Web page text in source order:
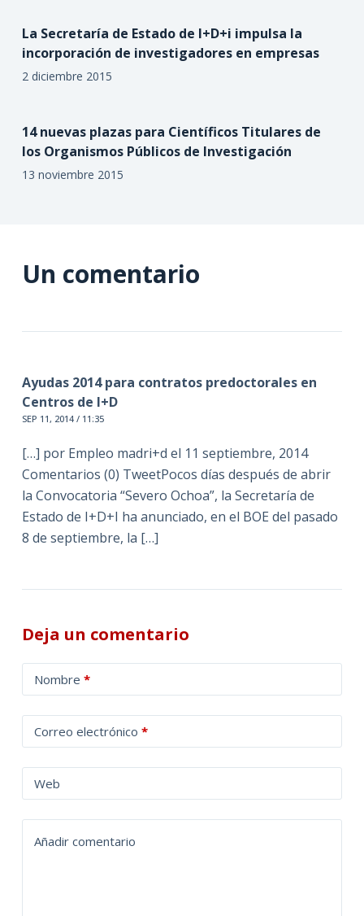
La Secretaría de Estado de I+D+i impulsa la
incorporación de investigadores en empresas
2 diciembre 2015
14 nuevas plazas para Científicos Titulares de
los Organismos Públicos de Investigación
13 noviembre 2015
Un comentario
Ayudas 2014 para contratos predoctorales en
Centros de I+D
SEP 11, 2014 / 11:35
[…] por Empleo madri+d el 11 septiembre, 2014
Comentarios (0) TweetPocos días después de abrir
la Convocatoria “Severo Ochoa”, la Secretaría de
Estado de I+D+I ha anunciado, en el BOE del pasado
8 de septiembre, la […]
Deja un comentario
Nombre *
Correo electrónico *
Web
Añadir comentario
l
t
a
t